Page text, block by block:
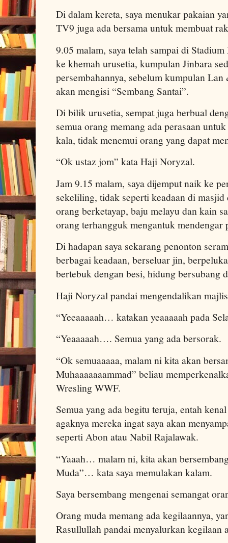
Di dalam kereta, saya menukar pakaian
TV9 juga ada bersama untuk membuat
9.05 malam, saya telah sampai di
ke khemah urusetia, kumpulan Jinbara
persembahannya, sebelum kumpulan
akan mengisi “Sembang Santai”.
Di bilik urusetia, sempat juga berbual
semua orang memang ada perasaan
kala, tidak menemui orang yang dapat
“Ok ustaz jom” kata Haji Noryzal.
Jam 9.15 malam, saya dijemput naik ke
sekeliling, tidak seperti keadaan di
orang berketayap, baju melayu dan kain
orang terhangguk mengantuk mendengar
Di hadapan saya sekarang penonton
berbagai keadaan, berseluar jin,
bertebuk dengan besi, hidung bersubang
Haji Noryzal pandai mengendalikan
“Yeeaaaaah… katakan yeaaaaah pada
“Yeaaaaah…. Semua yang ada bersorak.
“Ok semuaaaaa, malam ni kita akan
Muhaaaaaaammad” beliau
Wresling WWF.
Semua yang ada begitu teruja, entah
agaknya mereka ingat saya akan
seperti Abon atau Nabil Rajalawak.
“Yaaah… malam ni, kita akan
Muda”… kata saya memulakan kalam.
Saya bersembang mengenai semangat
Orang muda memang ada kegilaannya,
Rasullullah pandai menyalurkan kegilaan